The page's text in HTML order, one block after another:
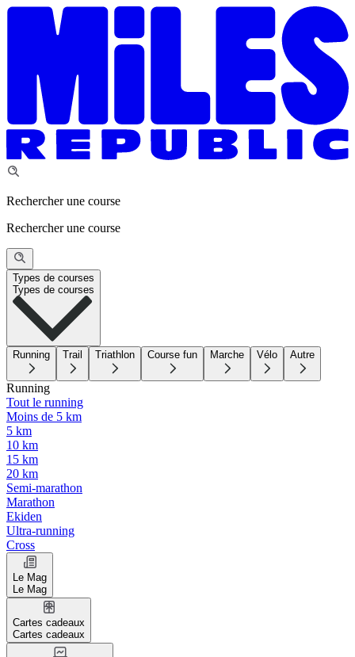
Rechercher une course
Rechercher une course
Types de courses
Types de courses
Running Trail Triathlon Course fun Marche Vélo Autre
Running
Tout le running
Moins de 5 km
5 km
10 km
15 km
20 km
Semi-marathon
Marathon
Ekiden
Ultra-running
Cross
Le Mag
Le Mag
Cartes cadeaux
Cartes cadeaux